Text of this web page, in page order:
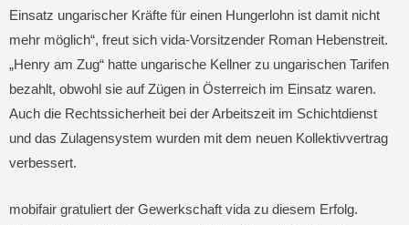
Einsatz ungarischer Kräfte für einen Hungerlohn ist damit nicht
mehr möglich“, freut sich vida-Vorsitzender Roman Hebenstreit.
„Henry am Zug“ hatte ungarische Kellner zu ungarischen Tarifen
bezahlt, obwohl sie auf Zügen in Österreich im Einsatz waren.
Auch die Rechtssicherheit bei der Arbeitszeit im Schichtdienst
und das Zulagensystem wurden mit dem neuen Kollektivvertrag
verbessert.
mobifair gratuliert der Gewerkschaft vida zu diesem Erfolg.